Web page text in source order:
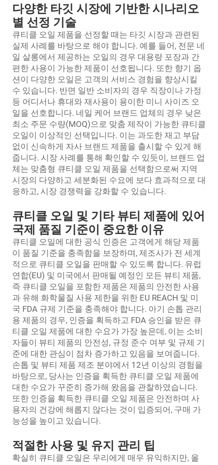
다양한 타깃 시장에 기반한 시나리오
별 선정 기술
큐티클 오일 제품을 선정할 때는 타깃 시장과 관련된
실제 사례를 바탕으로 해야 합니다. 예를 들어, 전문 네
일 살롱에서 제공하는 오일의 경우 대용량 포장과 간
편한 사용이 가능한 제품이 선호됩니다. 또한 향기 옵
션이 다양한 오일은 고객의 서비스 경험을 향상시킬
수 있습니다. 반면 일반 소비자의 경우 직장이나 가정
등 어디서나 휴대와 재사용이 용이한 미니 사이즈 오
일을 선호합니다. 네일 케어 브랜드 업체의 경우 낮은
최소 주문 수량(MOQ)으로 맞춤 제작이 가능한 큐티클
오일이 이상적인 선택입니다. 이는 과도한 재고 부담
없이 신속하게 자사 브랜드 제품을 출시할 수 있게 해
줍니다. 시장 사례를 통해 확인할 수 있듯이, 브랜드 업
체는 맞춤형 큐티클 오일 제품을 선택함으로써 지역
시장의 다양하고 세분화된 수요에 보다 효과적으로 대
응하고, 시장 경쟁력을 강화할 수 있습니다.
큐티클 오일 및 기타 뷰티 제품에 있어
국제 품질 기준이 중요한 이유
큐티클 오일에 대한 공식 인증은 고객에게 해당 제품
이 품질 기준을 충족함을 보장하며, 제조사가 전 세계
적으로 큐티클 오일을 판매할 수 있도록 합니다. 유럽
연합(EU) 및 미국에서 판매될 예정인 모든 뷰티 제품,
즉 큐티클 오일을 포함한 제품은 제품의 안전한 사용
과 유해 화학물질 사용 제한을 위한 EU REACH 및 미
국 FDA 규제 기준을 충족해야 합니다. 아기 손톱 관리
용 제품의 경우, 인증을 획득하고 FDA 승인을 받은 큐
티클 오일 제품에 대한 수요가 가장 높은데, 이는 소비
자들이 뷰티 제품의 안전성, 규정 준수 여부 및 규제 기
준에 대한 관심이 점차 증가하고 있음을 보여줍니다.
손톱 및 뷰티 제품 제조 분야에서 12년 이상의 경험을
바탕으로, 당사는 인증을 획득한 큐티클 오일 제품에
대한 수요가 꾸준히 증가해 왔음을 관찰하였습니다.
또한 인증을 획득한 큐티클 오일 제품은 안전하며 사
용자의 건강에 해롭지 않다는 것이 입증되어, 구매 가
능성을 높이고 있습니다.
적절한 사용 및 유지 관리 팁
확실히 큐티클 오일은 우리에게 매우 유익하지만, 올